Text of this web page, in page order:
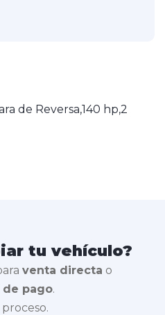
de Reversa,140 hp,2
tu vehículo?
venta directa o
pago.